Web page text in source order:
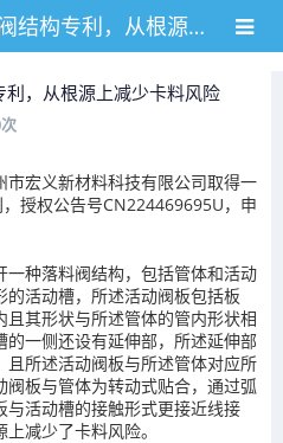
宏义新材料取得落料阀结构专利，从根源上减少卡料风险
，从根源上减少卡料风险
次
宏义新材料科技有限公司取得一
授权公告号CN224469695U，申
种落料阀结构，包括管体和活动
活动槽，所述活动阀板包括板
其形状与所述管体的管内形状相
一侧还设有延伸部，所述延伸部
所述活动阀板与所述管体对应所
板与管体为转动式贴合，通过弧
活动槽的接触形式更接近线接
减少了卡料风险。